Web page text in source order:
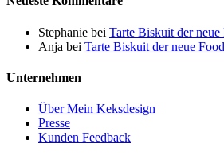
Stephanie bei Tarte Biskuit der
Anja bei Tarte Biskuit der neue
Unternehmen
Über Mein Keksdesign
Presse
Kunden Feedback